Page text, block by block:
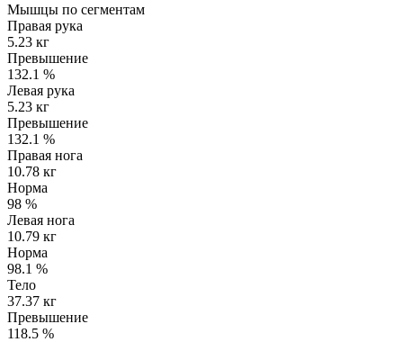
Мышцы по сегментам
Правая рука
5.23 кг
Превышение
132.1 %
Левая рука
5.23 кг
Превышение
132.1 %
Правая нога
10.78 кг
Норма
98 %
Левая нога
10.79 кг
Норма
98.1 %
Тело
37.37 кг
Превышение
118.5 %